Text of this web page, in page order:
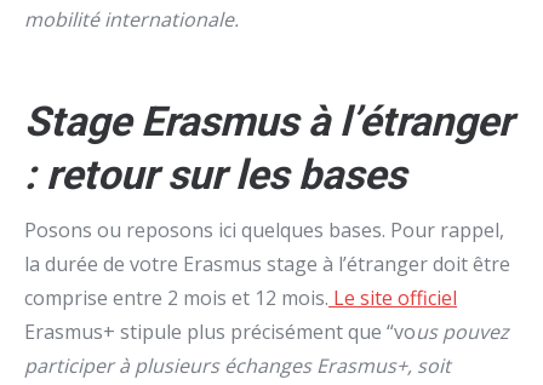
mobilité internationale.
Stage Erasmus à l’étranger
: retour sur les bases
Posons ou reposons ici quelques bases. Pour rappel,
la durée de votre Erasmus stage à l’étranger doit être
comprise entre 2 mois et 12 mois. Le site officiel
Erasmus+ stipule plus précisément que “vous pouvez
participer à plusieurs échanges Erasmus+, soit